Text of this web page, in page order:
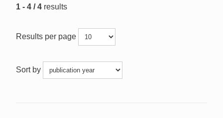
1 - 4 / 4 results
Results per page
Sort by